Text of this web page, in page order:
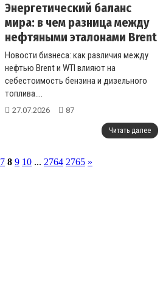
Энергетический баланс
мира: в чем разница между
нефтяными эталонами Brent
и WTI
Новости бизнеса: как различия между
нефтью Brent и WTI влияют на
себестоимость бензина и дизельного
топлива....
27.07.2026 87
Читать далее
7 8 9 10 ... 2764 2765 »